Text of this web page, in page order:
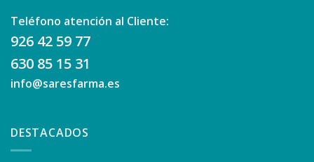
Teléfono atención al Cliente:
926 42 59 77
630 85 15 31
info@saresfarma.es
DESTACADOS